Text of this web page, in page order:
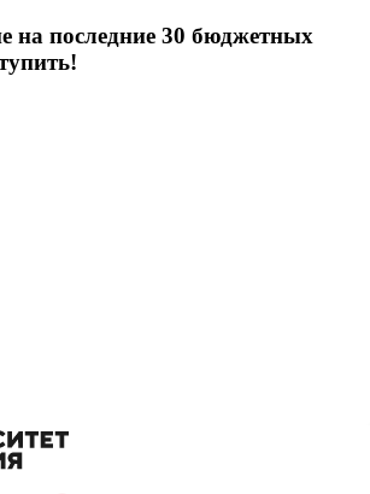
на последние 30 бюджетных